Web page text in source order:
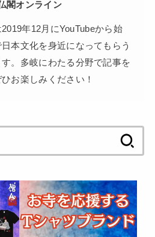
閣オンライン
年12月にYouTubeから始
本文化を身近になってもらう
。多岐にわたる分野で記事を
お楽しみください！
索: